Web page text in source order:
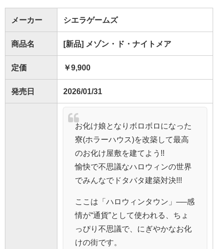
メーカー シエラゲームズ
商品名 [新品] メゾン・ド・ナイトメア
定価 ￥9,900
発売日 2026/01/31
お化け娘となりボロボロになった
寮(ホラーハウス)を改築して最高
のお化け屋敷を建てよう!!
愉快で不思議なハロウィンの世界
でみんなでドタバタ建築対決!!!
ここは「ハロウィンタウン」──感
情が“通貨”として使われる、ちょ
っぴり不思議で、にぎやかなお化
けの街です。